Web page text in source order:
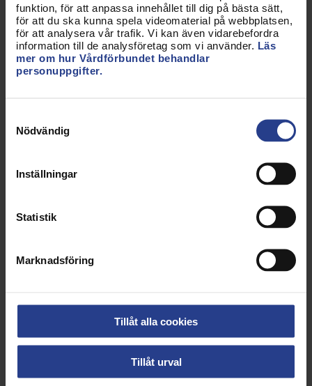
funktion, för att anpassa innehållet till dig på bästa sätt,
för att du ska kunna spela videomaterial på webbplatsen,
för att analysera vår trafik. Vi kan även vidarebefordra
information till de analysföretag som vi använder. Läs
mer om hur Vårdförbundet behandlar
personuppgifter.
Nödvändig
Inställningar
Statistik
Marknadsföring
Tillåt alla cookies
Tillåt urval
kontinuerligt allteftersom det kommer ut nya
vaccin på marknaden och förvaring och hantering
av vaccinen kan skilja sig åt beroende på vilket
vaccin det handlar om.
kompetensförsörjningen med specialistutbildade
sjuksköterskor för en patientsäker hälso- och
sjukvård. Vårdgivarna har haft tid på sig att säkra
att tillräckligt med adekvat kompetens finns, men
Vårdförbundet efterfrågar en återkoppling och
och vad de planerar att göra för att säkra
adekvat utbildning gällande aktuell vaccination till
de medarbetare som ska ordinera vaccin mot covid
-19.
Vidare ifrågasätter förbundet behovet av att